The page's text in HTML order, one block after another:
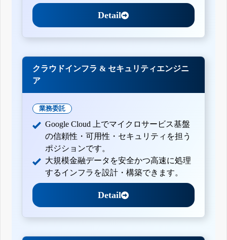
Detail
クラウドインフラ & セキュリティエンジニ
ア
業務委託
Google Cloud 上でマイクロサービス基盤
の信頼性・可用性・セキュリティを担う
ポジションです。
大規模金融データを安全かつ高速に処理
するインフラを設計・構築できます。
Detail